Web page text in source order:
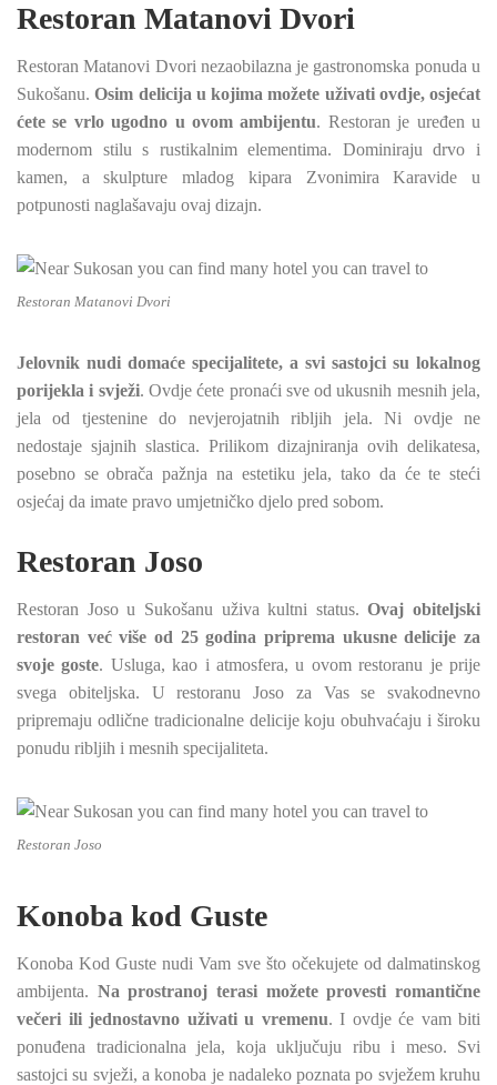
Restoran Matanovi Dvori
Restoran Matanovi Dvori nezaobilazna je gastronomska ponuda u
Sukošanu.Osim delicija u kojima možete uživati ovdje, osjećat
ćete se vrlo ugodno u ovom ambijentu. Restoran je uređen u
modernom stilu s rustikalnim elementima. Dominiraju drvo i
kamen, a skulpture mladog kipara Zvonimira Karavide u
potpunosti naglašavaju ovaj dizajn.
Restoran Matanovi Dvori
Jelovnik nudi domaće specijalitete, a svi sastojci su lokalnog
porijekla i svježi. Ovdje ćete pronaći sve od ukusnih mesnih jela,
jela od tjestenine do nevjerojatnih ribljih jela. Ni ovdje ne
nedostaje sjajnih slastica. Prilikom dizajniranja ovih delikatesa,
posebno se obrača pažnja na estetiku jela, tako da će te steći
osjećaj da imate pravo umjetničko djelo pred sobom.
Restoran Joso
Restoran Joso u Sukošanu uživa kultni status.Ovaj obiteljski
restoran već više od 25 godina priprema ukusne delicije za
svoje goste. Usluga, kao i atmosfera, u ovom restoranu je prije
svega obiteljska. U restoranu Joso za Vas se svakodnevno
pripremaju odlične tradicionalne delicije koju obuhvaćaju i široku
ponudu ribljih i mesnih specijaliteta.
Restoran Joso
Konoba kod Guste
Konoba Kod Guste nudi Vam sve što očekujete od dalmatinskog
ambijenta. Na prostranoj terasi možete provesti romantične
večeri ili jednostavno uživati u vremenu. I ovdje će vam biti
ponuđena tradicionalna jela, koja uključuju ribu i meso. Svi
sastojci su svježi, a konoba je nadaleko poznata po svježem kruhu